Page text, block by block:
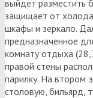
выйдет разместить
защищает от
шкафы и зеркало.
предназначенное
комнату отдыха
правой стены
парилку. На втором
столовую, бильярд,